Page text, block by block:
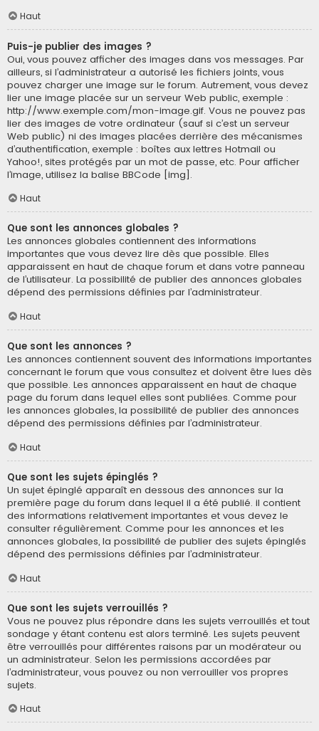
Haut
Puis-je publier des images ?
Oui, vous pouvez afficher des images dans vos messages. Par
ailleurs, si l’administrateur a autorisé les fichiers joints, vous
pouvez charger une image sur le forum. Autrement, vous devez
lier une image placée sur un serveur Web public, exemple :
http://www.exemple.com/mon-image.gif. Vous ne pouvez pas
lier des images de votre ordinateur (sauf si c’est un serveur
Web public) ni des images placées derrière des mécanismes
d’authentification, exemple : boîtes aux lettres Hotmail ou
Yahoo!, sites protégés par un mot de passe, etc. Pour afficher
l’image, utilisez la balise BBCode [img].
Haut
Que sont les annonces globales ?
Les annonces globales contiennent des informations
importantes que vous devez lire dès que possible. Elles
apparaissent en haut de chaque forum et dans votre panneau
de l’utilisateur. La possibilité de publier des annonces globales
dépend des permissions définies par l’administrateur.
Haut
Que sont les annonces ?
Les annonces contiennent souvent des informations importantes
concernant le forum que vous consultez et doivent être lues dès
que possible. Les annonces apparaissent en haut de chaque
page du forum dans lequel elles sont publiées. Comme pour
les annonces globales, la possibilité de publier des annonces
dépend des permissions définies par l’administrateur.
Haut
Que sont les sujets épinglés ?
Un sujet épinglé apparaît en dessous des annonces sur la
première page du forum dans lequel il a été publié. il contient
des informations relativement importantes et vous devez le
consulter régulièrement. Comme pour les annonces et les
annonces globales, la possibilité de publier des sujets épinglés
dépend des permissions définies par l’administrateur.
Haut
Que sont les sujets verrouillés ?
Vous ne pouvez plus répondre dans les sujets verrouillés et tout
sondage y étant contenu est alors terminé. Les sujets peuvent
être verrouillés pour différentes raisons par un modérateur ou
un administrateur. Selon les permissions accordées par
l’administrateur, vous pouvez ou non verrouiller vos propres
sujets.
Haut